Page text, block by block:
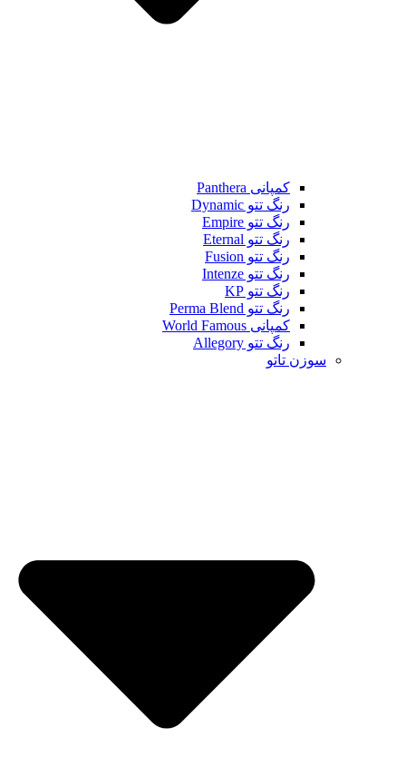
کمپانی Panthera
رنگ تتو Dynamic
رنگ تتو Empire
رنگ تتو Eternal
رنگ تتو Fusion
رنگ تتو Intenze
رنگ تتو KP
رنگ تتو Perma Blend
کمپانی World Famous
رنگ تتو Allegory
سوزن تاتو